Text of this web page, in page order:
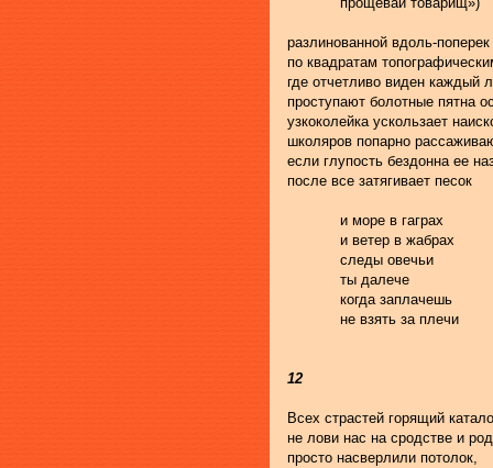
разлинованной вдоль-поперек
по квадратам
где отчетливо виден каждый
проступают болотные пятна
узкоколейка ускользает
школяров попарно
если глупость бездонна ее
после все затягивает песок
            и море в гаграх
            и ветер в жабрах
            следы овечьи
            ты далече
            когда заплачешь
            не взять за плечи
12
Всех страстей горящий
не лови нас на сродстве и
просто насверлили потолок,